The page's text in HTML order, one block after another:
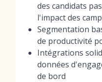
des candidats
l'impact des
Segmentation
de productivité
Intégrations
données
de bord